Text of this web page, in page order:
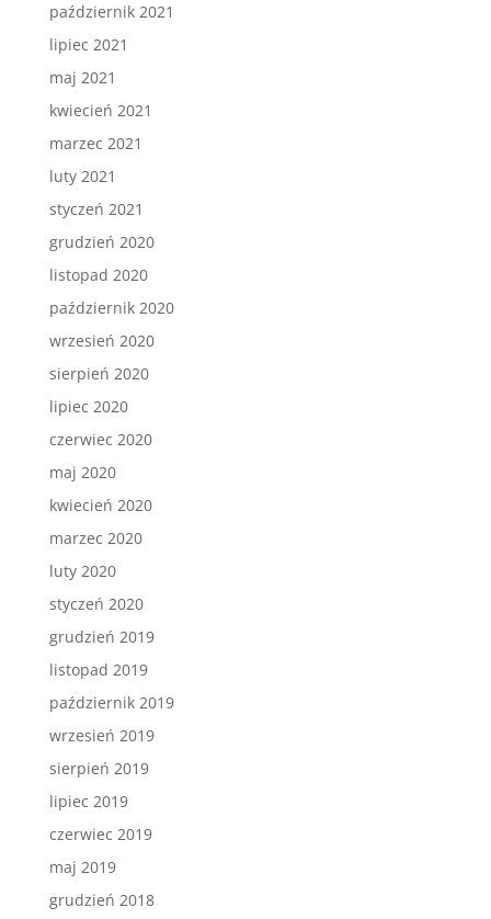
październik 2021
lipiec 2021
maj 2021
kwiecień 2021
marzec 2021
luty 2021
styczeń 2021
grudzień 2020
listopad 2020
październik 2020
wrzesień 2020
sierpień 2020
lipiec 2020
czerwiec 2020
maj 2020
kwiecień 2020
marzec 2020
luty 2020
styczeń 2020
grudzień 2019
listopad 2019
październik 2019
wrzesień 2019
sierpień 2019
lipiec 2019
czerwiec 2019
maj 2019
grudzień 2018